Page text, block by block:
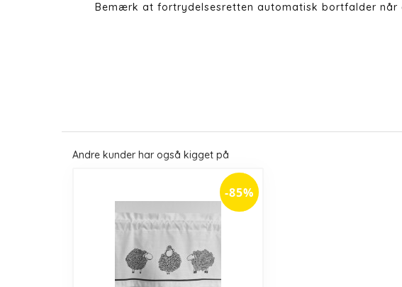
Bemærk at fortrydelsesretten automatisk bortfalder når
Andre kunder har også kigget på
-85%